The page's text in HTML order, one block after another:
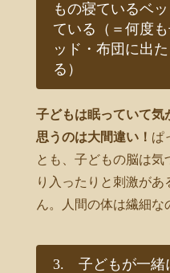
もの寝ているベ
ている（＝何度
ッド・布団に出
る）
子どもは眠っていて気
思うのは大間違い！ ぱ
とも、子どもの脳は気
り入ったりと刺激が
ん。人間の体は繊細な
3. 子どもが一緒